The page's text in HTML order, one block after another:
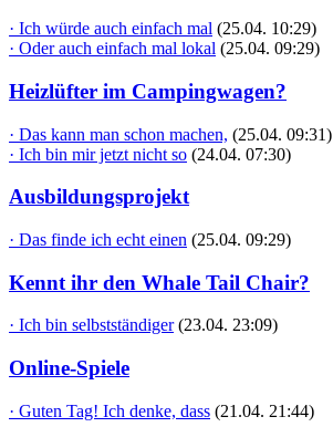
· Ich würde auch einfach mal (25.04. 10:29)
· Oder auch einfach mal lokal (25.04. 09:29)
Heizlüfter im Campingwagen?
· Das kann man schon machen, (25.04. 09:31)
· Ich bin mir jetzt nicht so (24.04. 07:30)
Ausbildungsprojekt
· Das finde ich echt einen (25.04. 09:29)
Kennt ihr den Whale Tail Chair?
· Ich bin selbstständiger (23.04. 23:09)
Online-Spiele
· Guten Tag! Ich denke, dass (21.04. 21:44)